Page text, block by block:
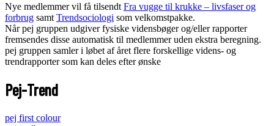
Nye medlemmer vil få tilsendt Fra vugge til krukke – livsfaser og
forbrug samt Trendsociologi som velkomstpakke.
Når pej gruppen udgiver fysiske vidensbøger og/eller rapporter
fremsendes disse automatisk til medlemmer uden ekstra beregning.
pej gruppen samler i løbet af året flere forskellige videns- og
trendrapporter som kan deles efter ønske
Pej-Trend
pej first colour